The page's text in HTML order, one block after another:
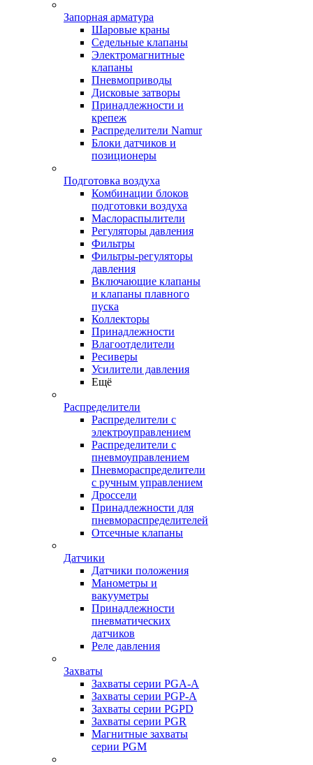
Запорная арматура
Шаровые краны
Седельные клапаны
Электромагнитные
клапаны
Пневмоприводы
Дисковые затворы
Принадлежности и
крепеж
Распределители Namur
Блоки датчиков и
позиционеры
Подготовка воздуха
Комбинации блоков
подготовки воздуха
Маслораспылители
Регуляторы давления
Фильтры
Фильтры-регуляторы
давления
Включающие клапаны
и клапаны плавного
пуска
Коллекторы
Принадлежности
Влагоотделители
Ресиверы
Усилители давления
Ещё
Распределители
Распределители с
электроуправлением
Распределители с
пневмоуправлением
Пневмораспределители
с ручным управлением
Дроссели
Принадлежности для
пневмораспределителей
Отсечные клапаны
Датчики
Датчики положения
Манометры и
вакууметры
Принадлежности
пневматических
датчиков
Реле давления
Захваты
Захваты серии PGA-A
Захваты серии PGP-A
Захваты серии PGPD
Захваты серии PGR
Магнитные захваты
серии PGM